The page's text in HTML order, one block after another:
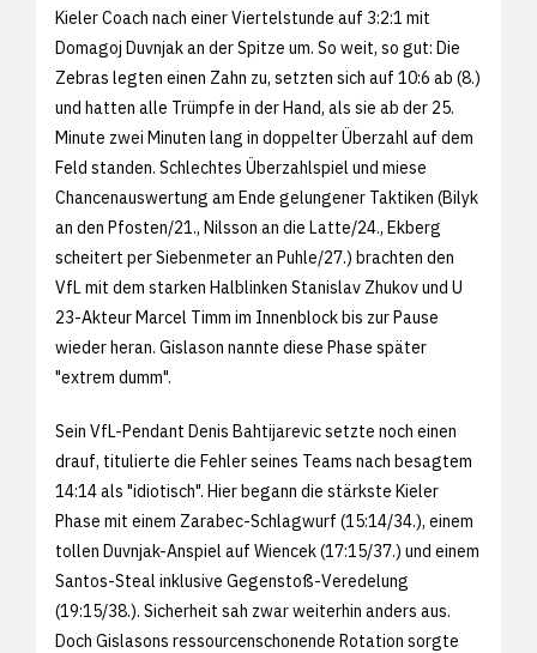
Kieler Coach nach einer Viertelstunde auf 3:2:1 mit
Domagoj Duvnjak an der Spitze um. So weit, so gut: Die
Zebras legten einen Zahn zu, setzten sich auf 10:6 ab (8.)
und hatten alle Trümpfe in der Hand, als sie ab der 25.
Minute zwei Minuten lang in doppelter Überzahl auf dem
Feld standen. Schlechtes Überzahlspiel und miese
Chancenauswertung am Ende gelungener Taktiken (Bilyk
an den Pfosten/21., Nilsson an die Latte/24., Ekberg
scheitert per Siebenmeter an Puhle/27.) brachten den
VfL mit dem starken Halblinken Stanislav Zhukov und U
23-Akteur Marcel Timm im Innenblock bis zur Pause
wieder heran. Gislason nannte diese Phase später
"extrem dumm".
Sein VfL-Pendant Denis Bahtijarevic setzte noch einen
drauf, titulierte die Fehler seines Teams nach besagtem
14:14 als "idiotisch". Hier begann die stärkste Kieler
Phase mit einem Zarabec-Schlagwurf (15:14/34.), einem
tollen Duvnjak-Anspiel auf Wiencek (17:15/37.) und einem
Santos-Steal inklusive Gegenstoß-Veredelung
(19:15/38.). Sicherheit sah zwar weiterhin anders aus.
Doch Gislasons ressourcenschonende Rotation sorgte